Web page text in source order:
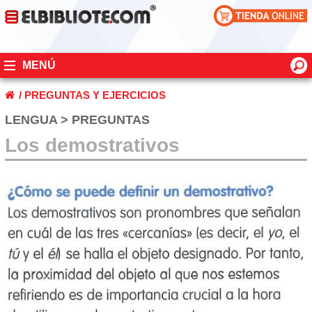
MENÚ
/ PREGUNTAS Y EJERCICIOS
LENGUA > PREGUNTAS
Los demostrativos